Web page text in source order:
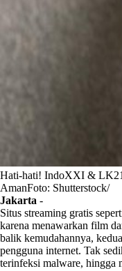
Hati-hati! IndoXXI &
AmanFoto: Shutterstock/
Jakarta -
Situs streaming gratis
karena menawarkan film
balik kemudahannya,
pengguna internet. Tak
terinfeksi malware, hingga